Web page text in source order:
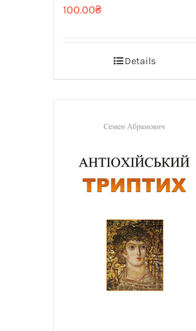
100.00₴
Details